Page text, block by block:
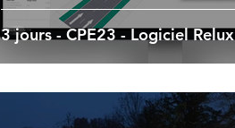
3 jours - CPE23 - Logiciel Relux